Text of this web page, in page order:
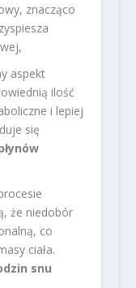
znacząco
aspekt
ilość
i lepiej
się
że niedobór
co
ciała.
snu